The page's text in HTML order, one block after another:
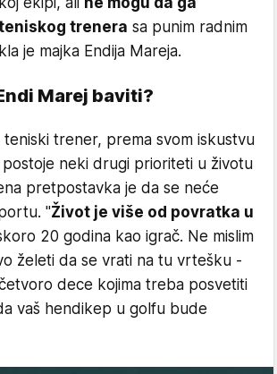
trenera sa punim radnim
je majka Endija Mareja.
Marej baviti?
teniski trener, prema svom iskustvu
neki drugi prioriteti u životu
pretpostavka je da se neće
"Život je više od povratka u
20 godina kao igrač. Ne mislim
želeti da se vrati na tu vrtešku -
dece kojima treba posvetiti
vaš hendikep u golfu bude